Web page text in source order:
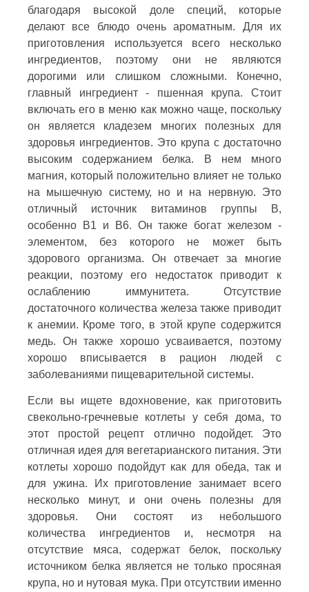
благодаря высокой доле специй, которые
делают все блюдо очень ароматным. Для их
приготовления используется всего несколько
ингредиентов, поэтому они не являются
дорогими или слишком сложными. Конечно,
главный ингредиент - пшенная крупа. Стоит
включать его в меню как можно чаще, поскольку
он является кладезем многих полезных для
здоровья ингредиентов. Это крупа с достаточно
высоким содержанием белка. В нем много
магния, который положительно влияет не только
на мышечную систему, но и на нервную. Это
отличный источник витаминов группы В,
особенно В1 и В6. Он также богат железом -
элементом, без которого не может быть
здорового организма. Он отвечает за многие
реакции, поэтому его недостаток приводит к
ослаблению иммунитета. Отсутствие
достаточного количества железа также приводит
к анемии. Кроме того, в этой крупе содержится
медь. Он также хорошо усваивается, поэтому
хорошо вписывается в рацион людей с
заболеваниями пищеварительной системы.
Если вы ищете вдохновение, как приготовить
свекольно-гречневые котлеты у себя дома, то
этот простой рецепт отлично подойдет. Это
отличная идея для вегетарианского питания. Эти
котлеты хорошо подойдут как для обеда, так и
для ужина. Их приготовление занимает всего
несколько минут, и они очень полезны для
здоровья. Они состоят из небольшого
количества ингредиентов и, несмотря на
отсутствие мяса, содержат белок, поскольку
источником белка является не только просяная
крупа, но и нутовая мука. При отсутствии именно